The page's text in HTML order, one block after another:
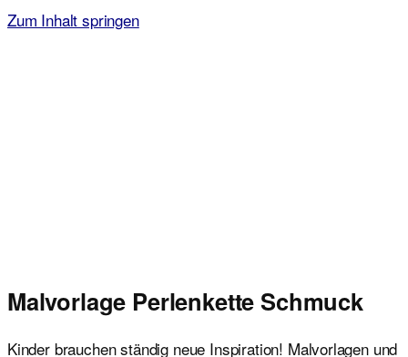
Zum Inhalt springen
Malvorlage Perlenkette Schmuck
Kinder brauchen ständig neue Inspiration! Malvorlagen und